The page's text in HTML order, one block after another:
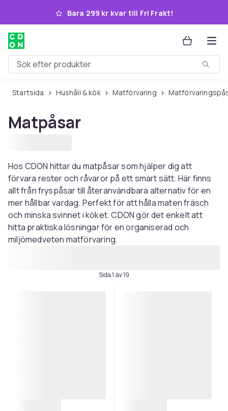
Hoppa till huvudinnehållet
Bara 299 kr kvar till Fri Frakt!
Sök efter produkter
Startsida Hushåll & kök Matförvaring
Matpåsar
Hos CDON hittar du matpåsar som hjälper dig att
förvara rester och råvaror på ett smart sätt. Här finns
allt från fryspåsar till återanvändbara alternativ för en
mer hållbar vardag. Perfekt för att hålla maten fräsch
och minska svinnet i köket. CDON gör det enkelt att
hitta praktiska lösningar för en organiserad och
miljömedveten matförvaring.
Sida 1 av 19